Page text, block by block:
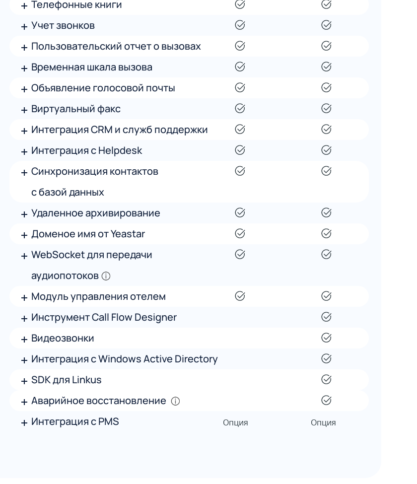
Телефонные книги
Учет звонков
Пользовательский отчет о вызовах
Временная шкала вызова
Объявление голосовой почты
Виртуальный факс
Интеграция CRM и служб поддержки
Интеграция с Helpdesk
Синхронизация контактов
с базой данных
Удаленное архивирование
Доменое имя от Yeastar
WebSocket для передачи
аудиопотоков
Модуль управления отелем
Инструмент Call Flow Designer
Видеозвонки
Интеграция с Windows Active Directory
SDK для Linkus
Аварийное восстановление
Интеграция с PMS